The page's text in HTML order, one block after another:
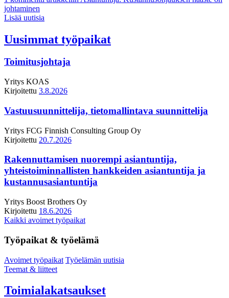
johtaminen
Lisää uutisia
Uusimmat työpaikat
Toimitusjohtaja
Yritys KOAS
Kirjoitettu 3.8.2026
Vastuusuunnittelija, tietomallintava suunnittelija
Yritys FCG Finnish Consulting Group Oy
Kirjoitettu 20.7.2026
Rakennuttamisen nuorempi asiantuntija,
yhteistoiminnallisten hankkeiden asiantuntija ja
kustannusasiantuntija
Yritys Boost Brothers Oy
Kirjoitettu 18.6.2026
Kaikki avoimet työpaikat
Työpaikat & työelämä
Avoimet työpaikat Työelämän uutisia
Teemat & liitteet
Toimialakatsaukset